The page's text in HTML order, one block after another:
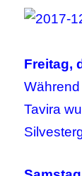
Freitag,
Tavira